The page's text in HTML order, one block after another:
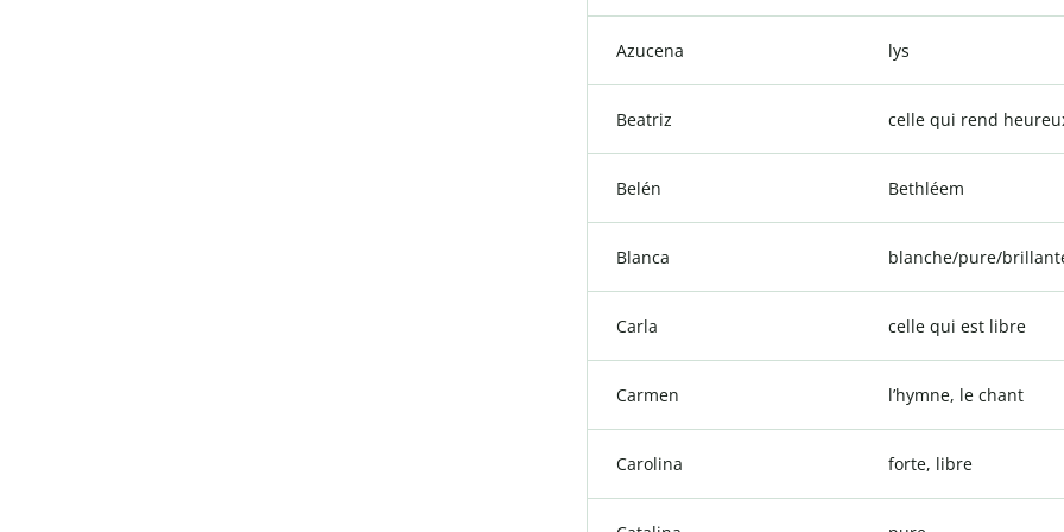
Azucena lys
Beatriz celle qui rend
Belén Bethléem
Blanca blanche/pure/
Carla celle qui est libre
Carmen l’hymne, le chant
Carolina forte, libre